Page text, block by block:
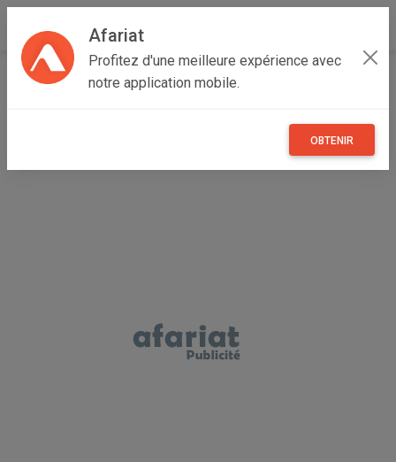
Afariat
Profitez d'une meilleure expérience avec
notre application mobile.
OBTENIR
Accueil Emploi, affaires et services